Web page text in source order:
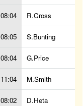
08:04 R.Cross
08:05 S.Bunting
08:04 G.Price
11:04 M.Smith
08:02 D.Heta